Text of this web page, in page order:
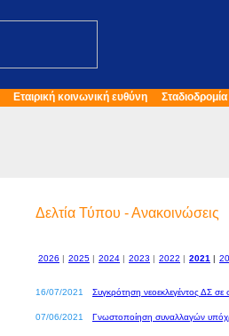
Εταιρική κοινωνική ευθύνη Σταδιοδρομία
Δελτία Τύπου - Ανακοινώσεις
2026 | 2025 | 2024 | 2023 | 2022 | 2021 |
16/07/2021 Συγκρότηση νεοεκλεγέντος ΔΣ
07/06/2021 Γνωστοποίηση συναλλαγών